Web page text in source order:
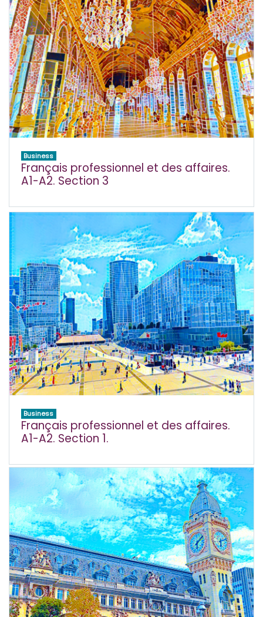
Business
Français professionnel et des affaires.
A1-A2. Section 3
Business
Français professionnel et des affaires.
A1-A2. Section 1.